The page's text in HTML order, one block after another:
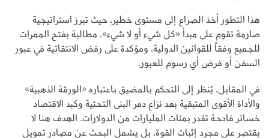
هذا التطور أخذ الصراع إلى مستوى خطير، حيث تبرز استراتيجية
صارمة تقوم على مبدأ «كل شيء أو لا شيء»، مطالبة بفتح الممرات
للجميع وفقاً للقوانين الدولية، ومؤكدة على رفض الانتقائية في عبور
السفن أو فرض أي رسوم للعبور.
في المقابل، يُنظر إلى التحكم بالمضيق باعتباره «الورقة الذهبية»
والأداة الأقوى المتبقية بعد نزاع دمر البنى التحتية وكبد الاقتصاد
خسائر فادحة تقدر بمئات المليارات من الدولارات. الهدف هنا لا
يقتصر على مجرد إثبات القوة، بل يشمل البحث عن مصادر تمويل